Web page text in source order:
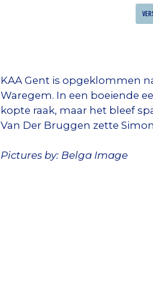
KAA Gent is opgeklommen
Waregem. In een boeiende
kopte raak, maar het bleef
Van Der Bruggen zette
Pictures by: Belga Image